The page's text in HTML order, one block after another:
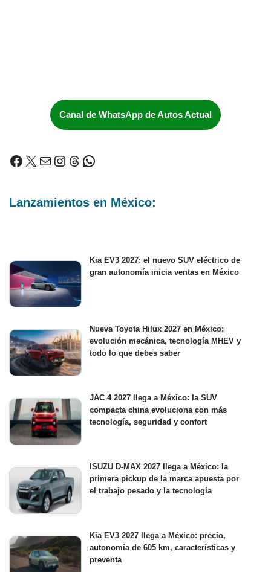
Canal de WhatsApp de Autos Actual
Lanzamientos en México:
Kia EV3 2027: el nuevo SUV eléctrico de
gran autonomía inicia ventas en México
Nueva Toyota Hilux 2027 en México:
evolución mecánica, tecnología MHEV y
todo lo que debes saber
JAC 4 2027 llega a México: la SUV
compacta china evoluciona con más
tecnología, seguridad y confort
ISUZU D-MAX 2027 llega a México: la
primera pickup de la marca apuesta por
el trabajo pesado y la tecnología
Kia EV3 2027 llega a México: precio,
autonomía de 605 km, características y
preventa